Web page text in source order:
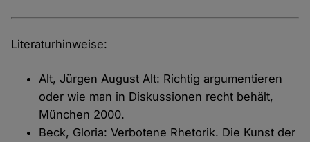
Literaturhinweise:
Alt, Jürgen August Alt: Richtig argumentieren
oder wie man in Diskussionen recht behält,
München 2000.
Beck, Gloria: Verbotene Rhetorik. Die Kunst der